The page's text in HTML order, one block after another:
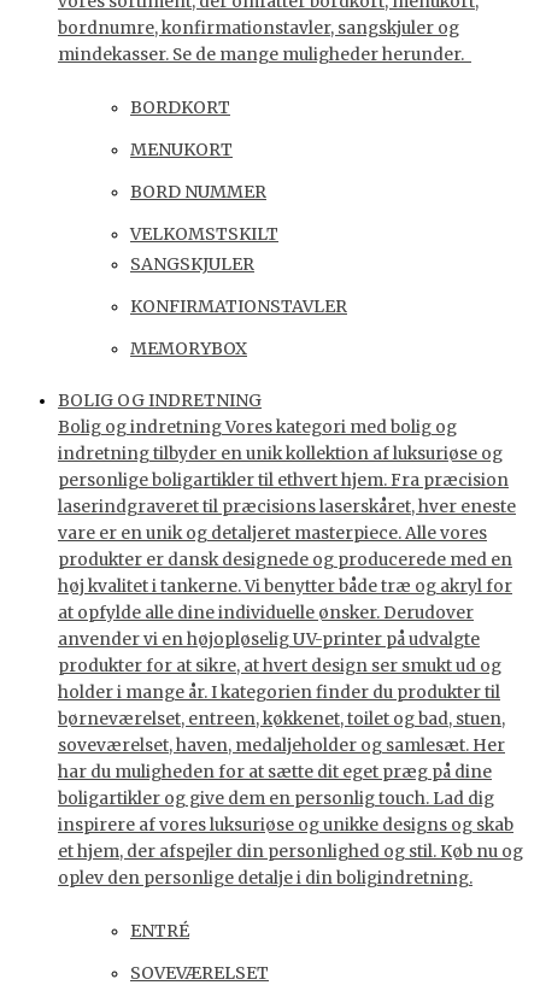
bordnumre, konfirmationstavler, sangskjuler og
mindekasser. Se de mange muligheder herunder.
BORDKORT
MENUKORT
BORD NUMMER
VELKOMSTSKILT
SANGSKJULER
KONFIRMATIONSTAVLER
MEMORYBOX
BOLIG OG INDRETNING
Bolig og indretning Vores kategori med bolig og
indretning tilbyder en unik kollektion af luksuriøse og
personlige boligartikler til ethvert hjem. Fra præcision
laserindgraveret til præcisions laserskåret, hver eneste
vare er en unik og detaljeret masterpiece. Alle vores
produkter er dansk designede og producerede med en
høj kvalitet i tankerne. Vi benytter både træ og akryl for
at opfylde alle dine individuelle ønsker. Derudover
anvender vi en højopløselig UV-printer på udvalgte
produkter for at sikre, at hvert design ser smukt ud og
holder i mange år. I kategorien finder du produkter til
børneværelset, entreen, køkkenet, toilet og bad, stuen,
soveværelset, haven, medaljeholder og samlesæt. Her
har du muligheden for at sætte dit eget præg på dine
boligartikler og give dem en personlig touch. Lad dig
inspirere af vores luksuriøse og unikke designs og skab
et hjem, der afspejler din personlighed og stil. Køb nu og
oplev den personlige detalje i din boligindretning.
ENTRÉ
SOVEVÆRELSET